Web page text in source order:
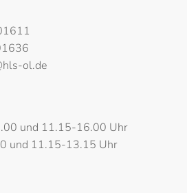
ol.de
und 11.15-16.00 Uhr
und 11.15-13.15 Uhr